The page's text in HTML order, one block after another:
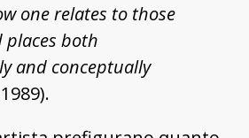
one relates to those
places both
and conceptually